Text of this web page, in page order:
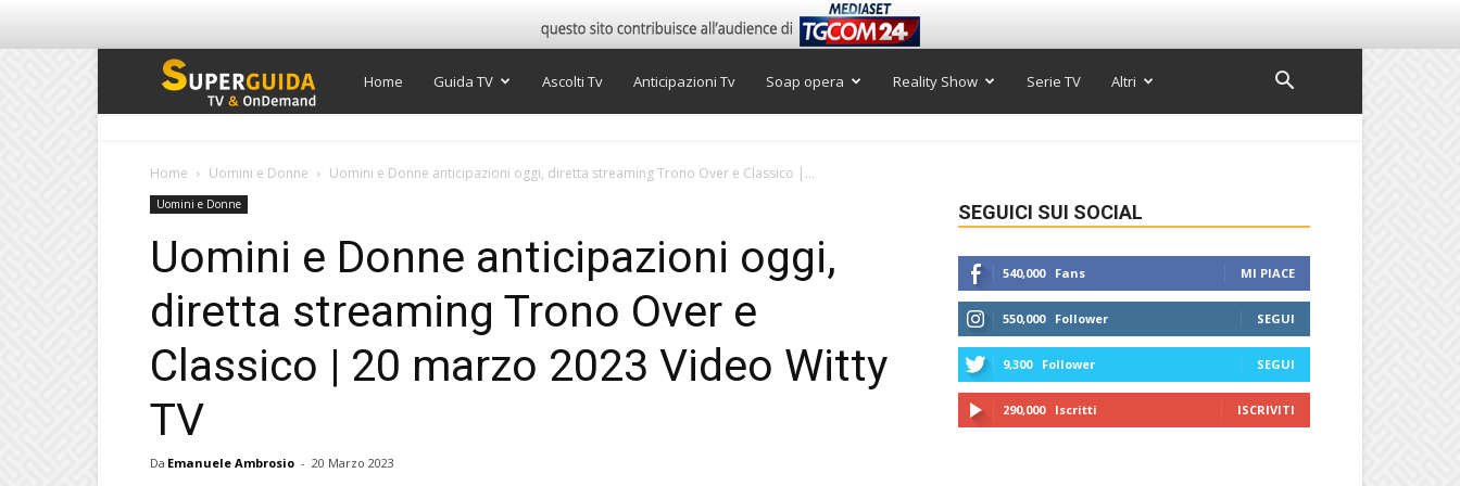
Super
Home Guida TV Ascolti Tv Anticipazioni Tv Soap opera Reality Show Serie TV Altri
Home Uomini e Donne Uomini e Donne anticipazioni oggi, diretta streaming Trono Over e Classico |...
Uomini e Donne
Uomini e Donne anticipazioni oggi,
diretta streaming Trono Over e
Classico | 20 marzo 2023 Video Witty
TV
Da Emanuele Ambrosio - 20 Marzo 2023
SEGUICI SUI SOCIAL
540,000 Fans MI PIACE
550,000 Follower SEGUI
9,300 Follower SEGUI
290,000 Iscritti ISCRIVITI